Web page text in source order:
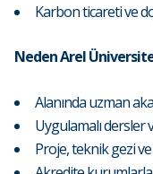
Karbon ticareti ve
Neden Arel
Alanında uzman
Uygulamalı dersler
Proje, teknik gezi